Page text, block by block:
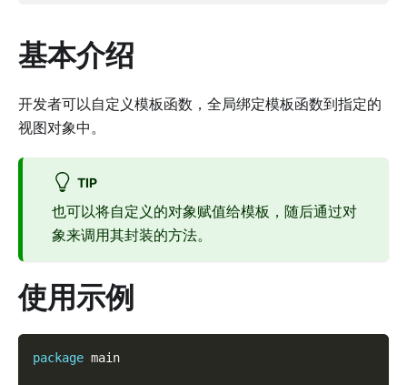
基本介绍
开发者可以自定义模板函数，全局绑定模板函数到指定的
视图对象中。
TIP
也可以将自定义的对象赋值给模板，随后通过对
象来调用其封装的方法。
使用示例
package main